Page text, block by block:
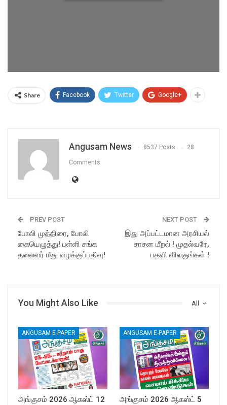
Share Facebook Twitter Google+
Angusam News 8537 Posts 28
Comments
PREV POST
போலி முத்திரை, போலி
கையெழுத்து! பள்ளி சங்க
தலைவர் மீது வழக்குப்பதிவு!
NEXT POST
இது அப்பட்டமான அரசியல்
சாசன மீறல் ! முதல்வரே,
பதவி விலகுங்கள் !
All
You Might Also Like
ANGUSAM E-PAPER
அங்குசம் 2026 ஆகஸ்ட் 12
ANGUSAM E-PAPER
அங்குசம் 2026 ஆகஸ்ட் 5